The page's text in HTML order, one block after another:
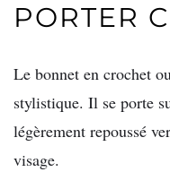
PORTER
Le bonnet en crochet
stylistique. Il se porte
légèrement repoussé
visage.